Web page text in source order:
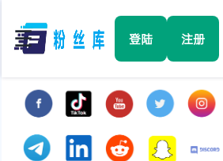
☰ 登陆 注册